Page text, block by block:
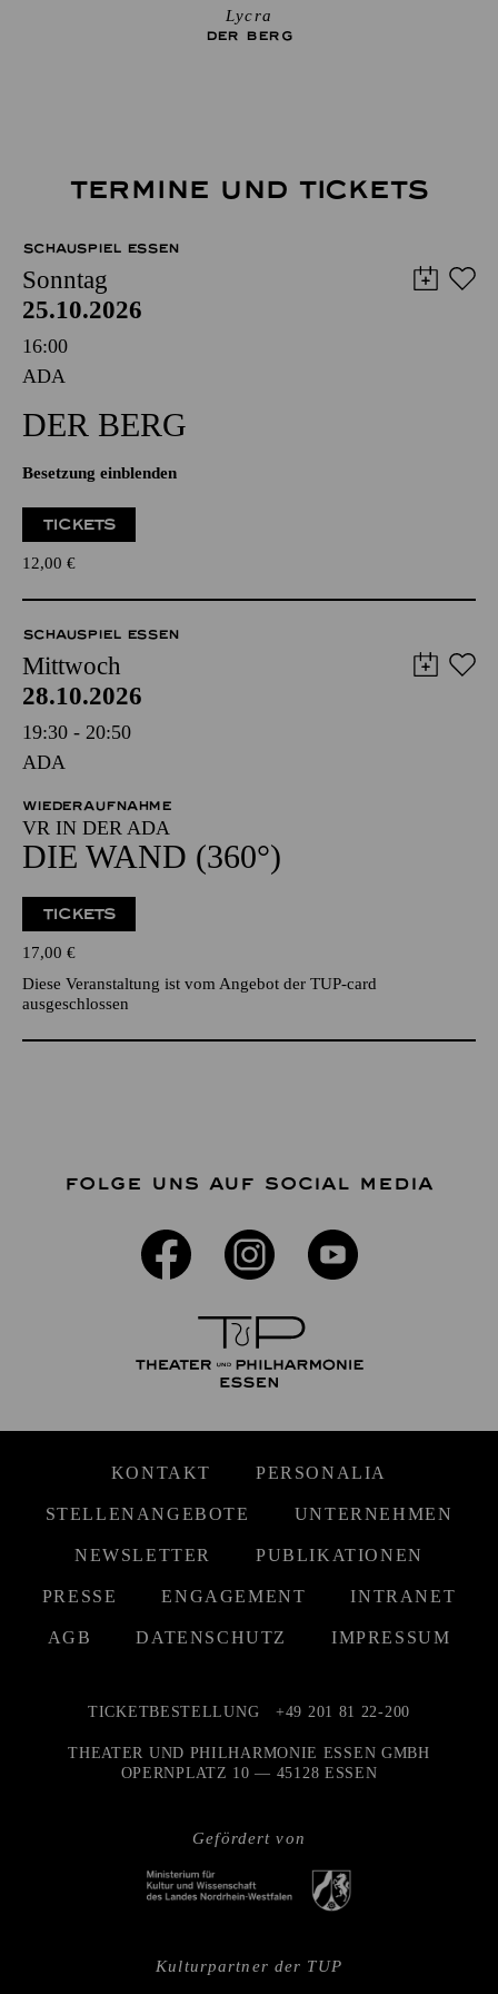
Lycra
DER BERG
TERMINE UND TICKETS
SCHAUSPIEL ESSEN
Sonntag
25.10.2026
16:00
ADA
DER BERG
Besetzung einblenden
TICKETS
12,00 €
SCHAUSPIEL ESSEN
Mittwoch
28.10.2026
19:30 - 20:50
ADA
WIEDERAUFNAHME
VR IN DER ADA
DIE WAND (360°)
TICKETS
17,00 €
Diese Veranstaltung ist vom Angebot der TUP-card
ausgeschlossen
FOLGE UNS AUF SOCIAL MEDIA
KONTAKT PERSONALIA
STELLENANGEBOTE UNTERNEHMEN
NEWSLETTER PUBLIKATIONEN
PRESSE ENGAGEMENT INTRANET
AGB DATENSCHUTZ IMPRESSUM
Gefördert von
TICKETBESTELLUNG +49 201 81 22-200
THEATER UND PHILHARMONIE ESSEN GMBH
OPERNPLATZ 10 — 45128 ESSEN
Kulturpartner der TUP